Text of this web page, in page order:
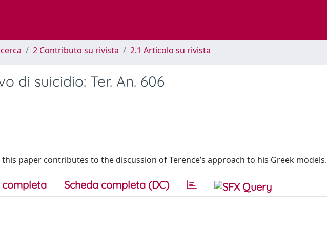
2 Contributo su rivista 2.1 Articolo su rivista
di suicidio: Ter. An. 606
this paper contributes to the discussion of Terence’s approach to his Greek models.
completa Scheda completa (DC)